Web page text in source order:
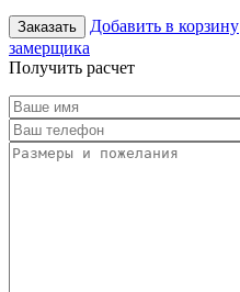
Заказать Добавить в корзину
замерщика
Получить расчет